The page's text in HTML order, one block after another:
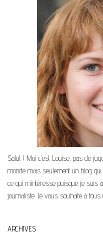
Salut ! Moi c’est Louise, pas de
monde mais seulement un blog
ce qui m’intéresse puisque je suis
journaliste. Je vous souhaite à tous
ARCHIVES